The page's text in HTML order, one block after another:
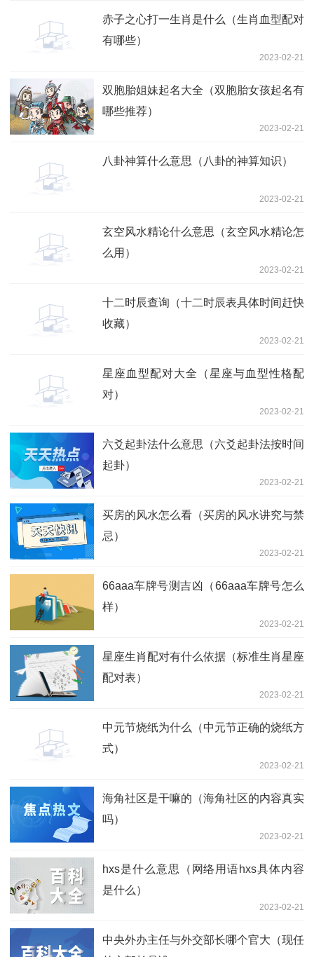
赤子之心打一生肖是什么（生肖血型配对
有哪些）
2023-02-21
双胞胎姐妹起名大全（双胞胎女孩起名有
哪些推荐）
2023-02-21
八卦神算什么意思（八卦的神算知识）
2023-02-21
玄空风水精论什么意思（玄空风水精论怎
么用）
2023-02-21
十二时辰查询（十二时辰表具体时间赶快
收藏）
2023-02-21
星座血型配对大全（星座与血型性格配
对）
2023-02-21
六爻起卦法什么意思（六爻起卦法按时间
起卦）
2023-02-21
买房的风水怎么看（买房的风水讲究与禁
忌）
2023-02-21
66aaa车牌号测吉凶（66aaa车牌号怎么
样）
2023-02-21
星座生肖配对有什么依据（标准生肖星座
配对表）
2023-02-21
中元节烧纸为什么（中元节正确的烧纸方
式）
2023-02-21
海角社区是干嘛的（海角社区的内容真实
吗）
2023-02-21
hxs是什么意思（网络用语hxs具体内容
是什么）
2023-02-21
中央外办主任与外交部长哪个官大（现任